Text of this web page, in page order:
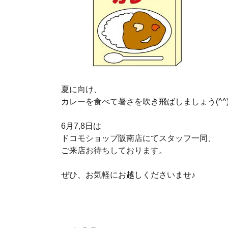
夏に向け、
カレーを食べて暑さを吹き飛ばしましょう
6月7,8日は
ドコモショップ阪南店にてスタッフ一同、
ご来店お待ちしております。
ぜひ、お気軽にお越しくださいませ♪